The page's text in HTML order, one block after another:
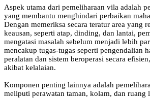
Aspek utama dari pemeliharaan vila adalah
yang membantu menghindari perbaikan
Dengan memeriksa secara teratur area yang
keausan, seperti atap, dinding, dan lantai,
mengatasi masalah sebelum menjadi lebih
mencakup tugas-tugas seperti pengendalian
peralatan dan sistem beroperasi secara
akibat kelalaian.
Komponen penting lainnya adalah
meliputi perawatan taman, kolam, dan ruang